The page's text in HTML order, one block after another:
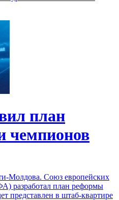
план
чемпионов
Союз европейских
разработал план реформы
представлен в штаб-квартире